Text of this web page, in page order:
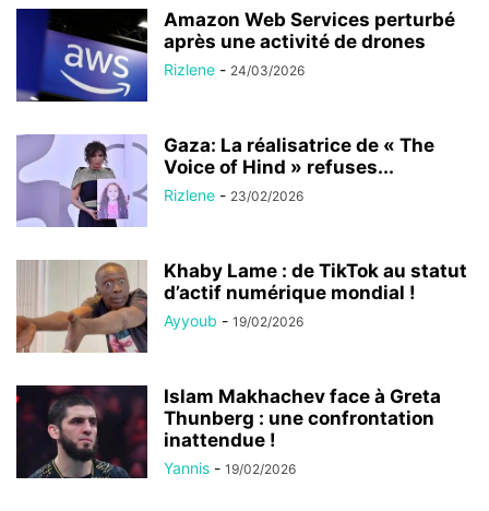
Amazon Web Services perturbé
après une activité de drones
Rizlene - 24/03/2026
Gaza: La réalisatrice de « The
Voice of Hind » refuses...
Rizlene - 23/02/2026
Khaby Lame : de TikTok au statut
d’actif numérique mondial !
Ayyoub - 19/02/2026
Islam Makhachev face à Greta
Thunberg : une confrontation
inattendue !
Yannis - 19/02/2026